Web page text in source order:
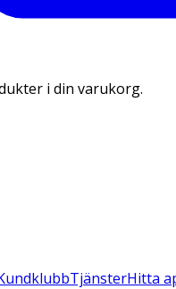
i din varukorg.
TjänsterHitta